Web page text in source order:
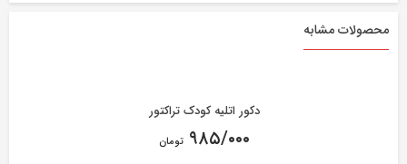
محصولات مشابه
دکور اتلیه کودک تراکتور
۹۸۵/۰۰۰ تومان